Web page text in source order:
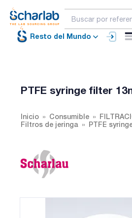
Resto del Mundo
PTFE syringe filter
Inicio Consumible
Filtros de jeringa
PTFE